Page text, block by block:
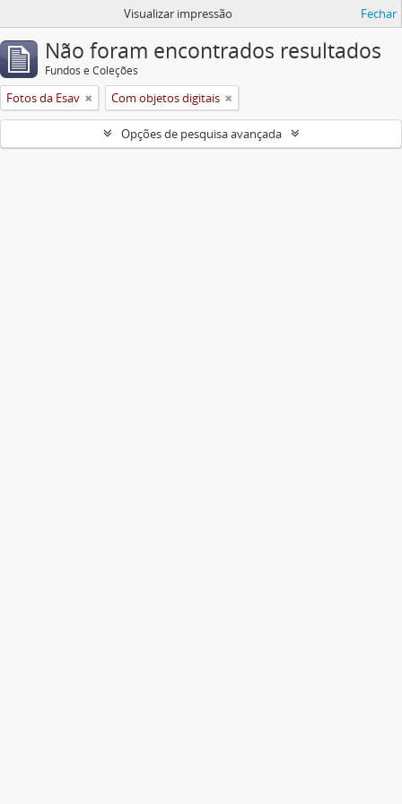
Visualizar impressão Fechar
Não foram encontrados resultados
Fundos e Coleções
Fotos da Esav Com objetos digitais
Opções de pesquisa avançada